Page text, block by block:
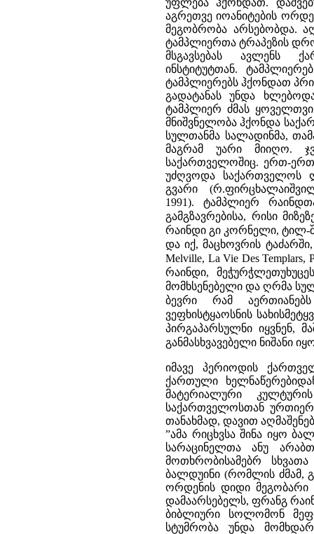
უფლება ჰქონდათ.
აგრეთვე იოანიტების
მეგობრობა არსებობდა.
ტამპლიერთა ტრაპეზის დროს
მსგავსებას ავლენს
ინსტიტუტთან.
ტამპლიერებს ჰქონდათ
გადატანას უნდა
ტამპლიერ ძმას
მნიშვნელობა ჰქონდა
სულთანმა სალადინმა,
მაგრამ უარი მიიღო.
საქართველოშიც. ერთ-
უძღვოდა საქართველოს
გვარი
1991). ტამპლიერ
გამგზავრებისა, რისი
რაინდი გი კორნელი, ტილ-
და იქ, მაცხოვრის
Melville, La Vie Des Templars,
რაინდი,
მომხსენებელი და ღრმა
ბევრი რამ
ვეფხისტყაოსნის
პირგაპარსულნი იყვნენ,
განმასხვავებელი ნიშანი
იმავე პერიოდის
ქართული
მატერიალური
საქართველოსთან
თანახმად, დავით
”ამა რიცხვსა შინა იყო
სარაცინელთა ანუ
მოთხრობისამებრ
ბალდუინი (რომლის ძმამ,
ორდენის დიდი
დამაარსებელს, ფრანგ
ბიბლიური სოლომონ
სტუმრობა უნდა